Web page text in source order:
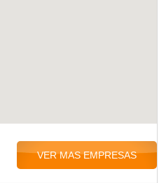
VER MAS EMPRESAS